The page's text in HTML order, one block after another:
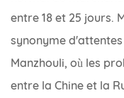
entre 18 et 25 jours.
synonyme
Manzhouli, où les
entre la Chine et la